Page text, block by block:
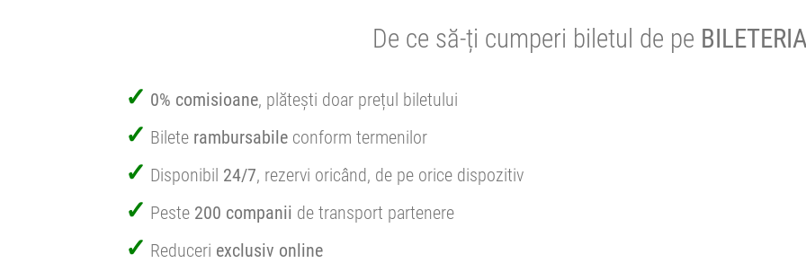
De ce să-ți cumperi biletul de pe
0% comisioane, plătești doar prețul biletului
Bilete rambursabile conform termenilor
Disponibil 24/7, rezervi oricând, de pe orice dispozitiv
Peste 200 companii de transport partenere
Reduceri exclusiv online